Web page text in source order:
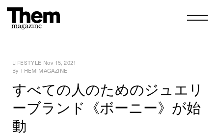
LIFESTYLE Nov 15, 2021
By THEM MAGAZINE
すべての人のためのジュエリ
ーブランド《ボーニー》が始
動